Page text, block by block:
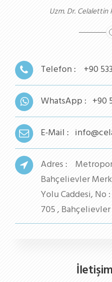
Uzm. Dr. Celalettin
Telefon : +90
WhatsApp : +90
E-Mail :
Adres :
Bahçelievler
Yolu Caddesi, No
705 ,